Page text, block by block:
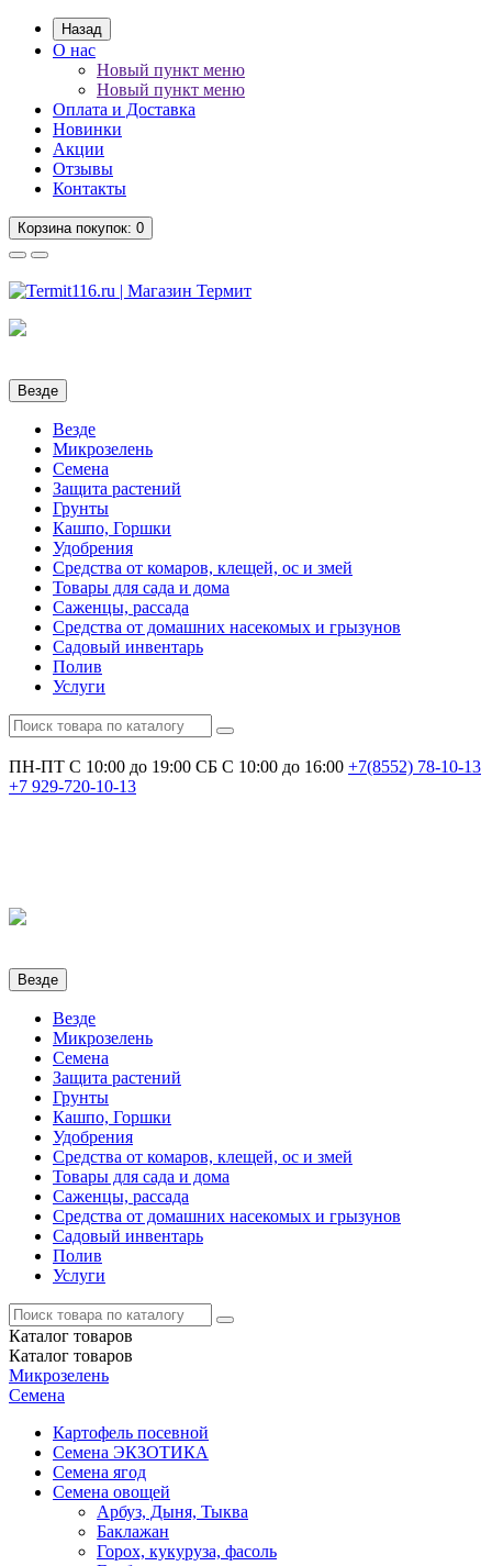
Назад
О нас
Новый пункт меню
Новый пункт меню
Оплата и Доставка
Новинки
Акции
Отзывы
Контакты
Корзинапокупок: 0
Везде
Везде
Микрозелень
Семена
Защита растений
Грунты
Кашпо, Горшки
Удобрения
Средства от комаров, клещей, ос и змей
Товары для сада и дома
Саженцы, рассада
Средства от домашних насекомых и грызунов
Садовый инвентарь
Полив
Услуги
ПН-ПТ С 10:00 до 19:00 СБ С 10:00 до 16:00 +7(8552) 78-10-13
+7 929-720-10-13
Везде
Везде
Микрозелень
Семена
Защита растений
Грунты
Кашпо, Горшки
Удобрения
Средства от комаров, клещей, ос и змей
Товары для сада и дома
Саженцы, рассада
Средства от домашних насекомых и грызунов
Садовый инвентарь
Полив
Услуги
Каталог товаров
Каталог товаров
Микрозелень
Семена
Картофель посевной
Семена ЭКЗОТИКА
Семена ягод
Семена овощей
Арбуз, Дыня, Тыква
Баклажан
Горох, кукуруза, фасоль